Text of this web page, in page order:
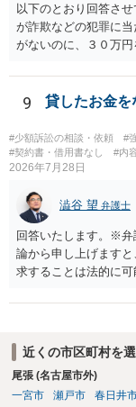
以下のとおり回答さ
が詐欺などの犯罪に
がないのに、３０万
段が取れるのか ⇒契
とが考えられますが
条）となるため、相手
氏名や住所が分から
手続を利用する場合に
9 貸したお金を
#少額訴訟の相談・依頼 #
#契約書・借用書なし
#内
2026年7月28日
澁谷 望 弁護士
回答いたします。※弁
論から申し上げます
求することは法的に
は成立していません
です。 分割拒否と一
払いには同意してい
伝えます。 相手の本
訴訟など）をとるには
近くの市区町村を
尾張 (名古屋市外)
一宮市
瀬戸市 春日井